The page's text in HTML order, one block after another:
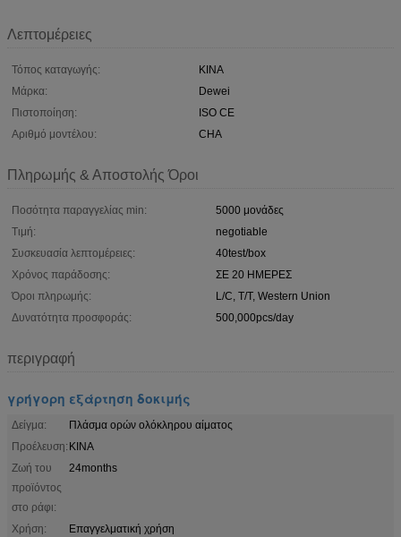
Λεπτομέρειες
Τόπος καταγωγής:
ΚΙΝΑ
Μάρκα:
Dewei
Πιστοποίηση:
ISO CE
Αριθμό μοντέλου:
CHA
Πληρωμής & Αποστολής Όροι
Ποσότητα παραγγελίας min:
5000 μονάδες
Τιμή:
negotiable
Συσκευασία λεπτομέρειες:
40test/box
Χρόνος παράδοσης:
ΣΕ 20 ΗΜΕΡΕΣ
Όροι πληρωμής:
L/C, T/T, Western Union
Δυνατότητα προσφοράς:
500,000pcs/day
περιγραφή
γρήγορη εξάρτηση δοκιμής
Δείγμα:
Πλάσμα ορών ολόκληρου αίματος
Προέλευση: ΚΙΝΑ
Ζωή του
προϊόντος
στο ράφι:
24months
Χρήση:
Επαγγελματική χρήση